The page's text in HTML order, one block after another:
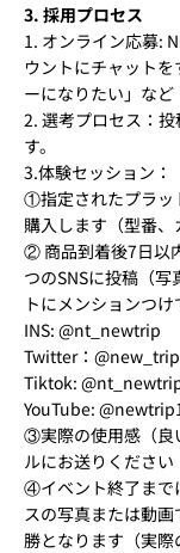
3. 採用プロセス
1. オンライン応募:
ウントにチャット
ーになりたい」など
2. 選考プロセス：
す。
3.体験セッション：
①指定されたプラッ
購入します（型番、
② 商品到着後7日以
つのSNSに投稿（写
トにメンションつけ
INS: @nt_newtrip
Twitter：@new_trip
Tiktok:
YouTube:
③実際の使用感（良
ルにお送りくださ
④イベント終了まで
スの写真または動
勝となります（実際